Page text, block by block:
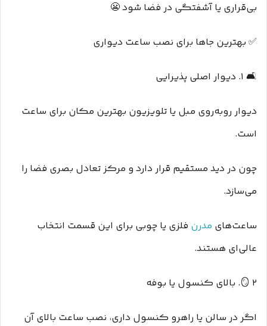
بی‌قراری یا آشفتگی در فضا شود 😬
✅ بهترین جاها برای نصب ساعت دیواری
🛋️ ۱. دیوار اصلی پذیرایی
دیوار روبه‌روی مبل یا تلویزیون بهترین مکان برای ساعت
است.
چون در دید مستقیم قرار دارد و مرکز تعادل بصری فضا را
می‌سازد.
ساعت‌های مدرن فلزی یا چوبی برای این قسمت انتخاب
عالی‌ای هستند.
🪞 ۲. بالای کنسول یا بوفه
اگر در سالن یا راهرو کنسول داری، نصب ساعت بالای آن